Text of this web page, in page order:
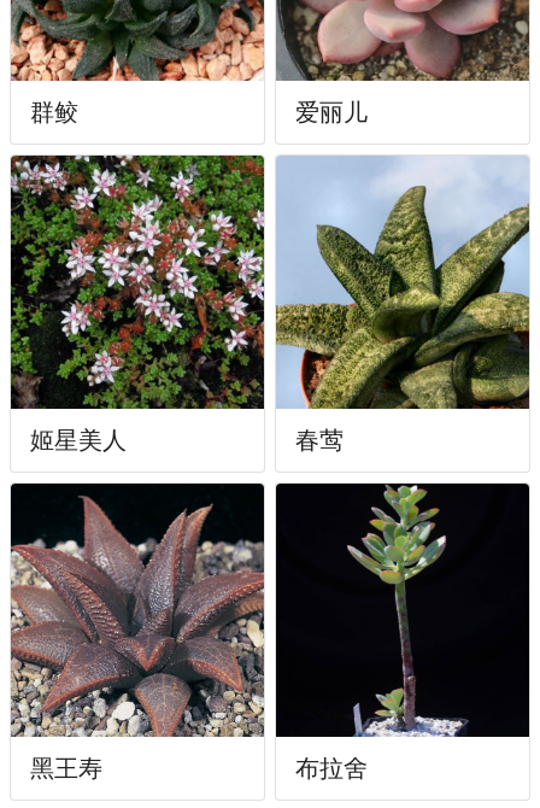
群鲛 爱丽儿
姬星美人 春莺
黑王寿 布拉舍